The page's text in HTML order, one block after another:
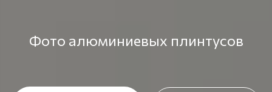
Фото алюминиевых плинтусов